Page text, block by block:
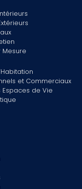
Mesure
et Commerciaux
de Vie